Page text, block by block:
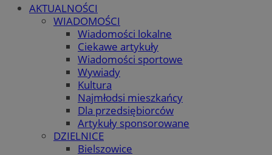
AKTUALNOŚCI
WIADOMOŚCI
Wiadomości lokalne
Ciekawe artykuły
Wiadomości sportowe
Wywiady
Kultura
Najmłodsi mieszkańcy
Dla przedsiębiorców
Artykuły sponsorowane
DZIELNICE
Bielszowice